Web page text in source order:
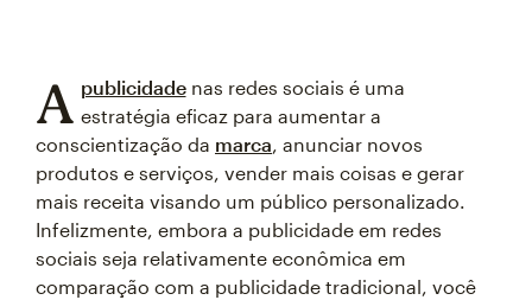
A publicidadenas redes sociais é uma
estratégia eficaz para aumentar a
conscientização da marca, anunciar novos
produtos e serviços, vender mais coisas e gerar
mais receita visando um público personalizado.
Infelizmente, embora a publicidade em redes
sociais seja relativamente econômica em
comparação com a publicidade tradicional, você